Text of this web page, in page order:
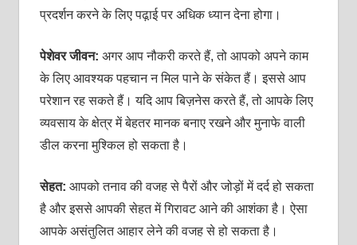
प्रदर्शन करने के लिए पढ़ा़ई पर अधिक ध्‍यान देना होगा।
पेशेवर जीवन: अगर आप नौकरी करते हैं, तो आपको अपने काम
के लिए आवश्‍यक पहचान न मिल पाने के संकेत हैं। इससे आप
परेशान रह सकते हैं। यदि आप बिज़नेस करते हैं, तो आपके लिए
व्‍यवसाय के क्षेत्र में बेहतर मानक बनाए रखने और मुनाफे वाली
डील करना मुश्किल हो सकता है।
सेहत: आपको तनाव की वजह से पैरों और जोड़ों में दर्द हो सकता
है और इससे आपकी सेहत में गिरावट आने की आशंका है। ऐसा
आपके असंतुलित आहार लेने की वजह से हो सकता है।